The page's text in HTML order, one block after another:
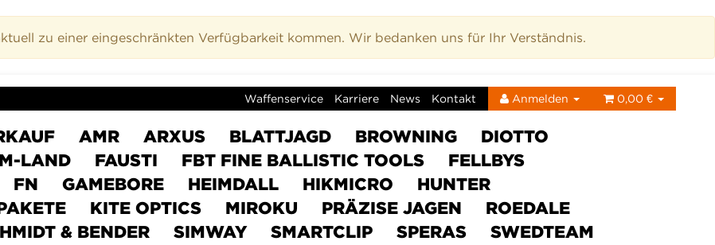
zu einer eingeschränkten Verfügbarkeit kommen. Wir bedanken uns für Ihr Verständnis.
Waffenservice Karriere News Kontakt Anmelden 0,00 €
AMR ARXUS BLATTJAGD BROWNING
DIOTTO
LAND FAUSTI FBT FINE BALLISTIC TOOLS
FELLBYS
FN GAMEBORE HEIMDALL HIKMICRO
HUNTER
KITE OPTICS MIROKU PRÄZISE JAGEN
ROEDALE
& BENDER SIMWAY SMARTCLIP SPERAS
SWEDTEAM